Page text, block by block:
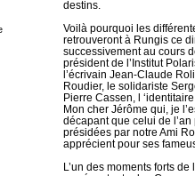
destins.
Voilà pourquoi les
retrouveront à Rungis ce
successivement au cours
président de l’Institut
l’écrivain Jean-Claude
Roudier, le solidariste
Pierre Cassen, l
Mon cher Jérôme qui, je
décapant que celui de
présidées par notre Ami
apprécient pour ses
L’un des moments forts